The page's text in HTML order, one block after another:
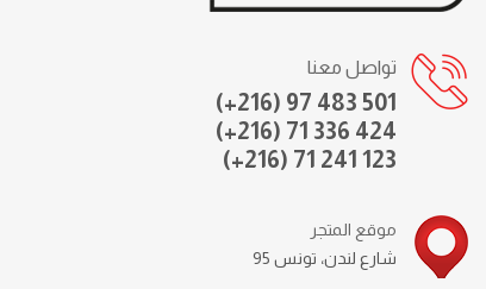
تواصل معنا
(+216) 97 483 501
(+216) 71 336 424
(+216) 71 241 123
موقع المتجر
95 شارع لندن، تونس